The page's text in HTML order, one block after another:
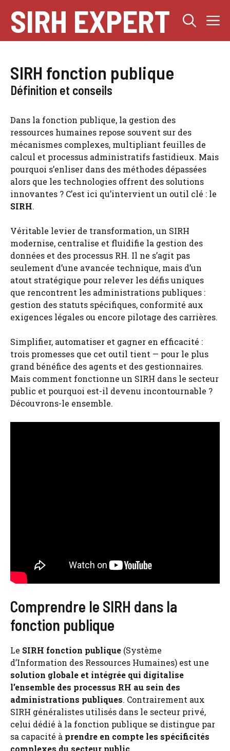
contenu
SIRH EXPERT
SIRH fonction publique
Définition et conseils
Dans la fonction publique, la gestion des
ressources humaines repose souvent sur des
mécanismes complexes, multipliant feuilles de
calcul et processus administratifs fastidieux. Mais
pourquoi s’enliser dans des méthodes dépassées
alors que les technologies offrent des solutions
innovantes ? C’est ici qu’intervient un outil clé : le
SIRH.
Véritable levier de transformation, un SIRH
modernise, centralise et fluidifie la gestion des
données et des processus RH. Il ne s’agit pas
seulement d’une avancée technique, mais d’un
atout stratégique pour relever les défis uniques
que rencontrent les administrations publiques :
gestion des statuts spécifiques, conformité aux
exigences légales ou encore pilotage des carrières.
Simplifier, automatiser et gagner en efficacité :
trois promesses que cet outil tient — pour le plus
grand bénéfice des agents et des gestionnaires.
Mais comment fonctionne un SIRH dans le secteur
public et pourquoi est-il devenu incontournable ?
Découvrons-le ensemble.
Comprendre le SIRH dans la
fonction publique
Le SIRH fonction publique (Système
d’Information des Ressources Humaines) est une
solution globale et intégrée qui digitalise
l’ensemble des processus RH au sein des
administrations publiques. Contrairement aux
SIRH généralistes utilisés dans le secteur privé,
celui dédié à la fonction publique se distingue par
sa capacité à prendre en compte les spécificités
complexes du secteur public.